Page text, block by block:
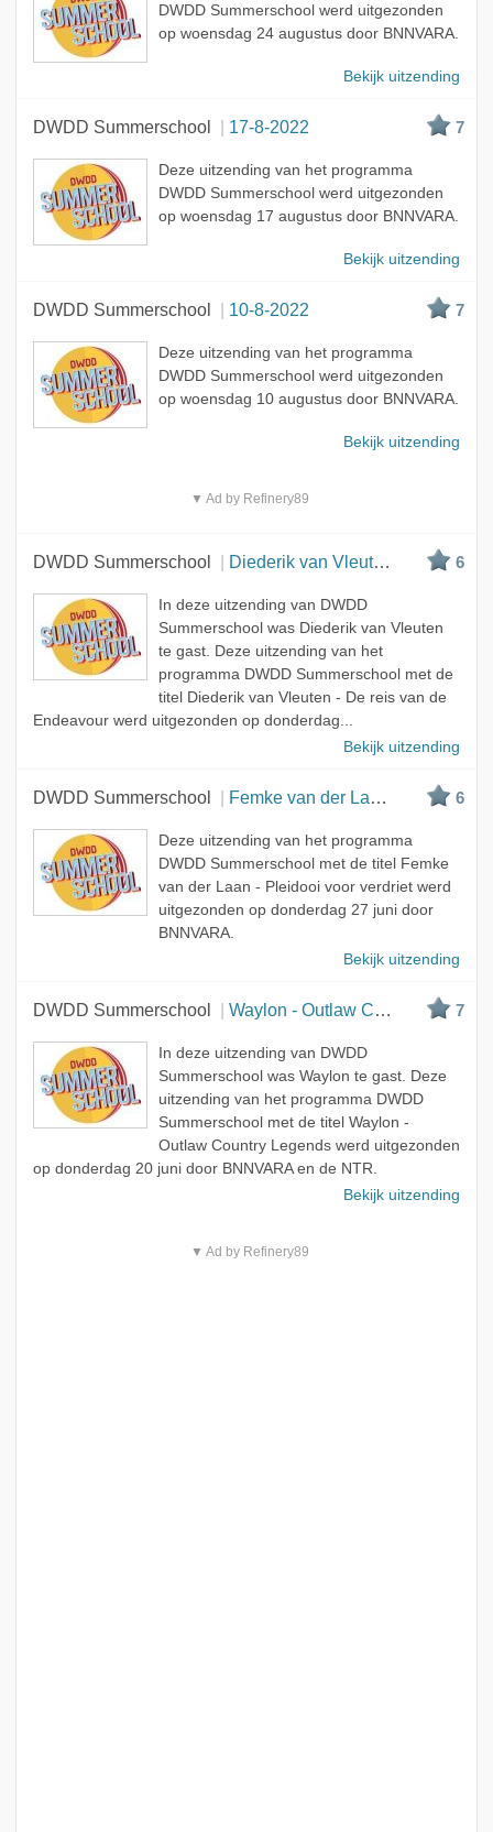
DWDD Summerschool werd uitgezonden
op woensdag 24 augustus door BNNVARA.
Bekijk uitzending
DWDD Summerschool 17-8-2022 7
Deze uitzending van het programma
DWDD Summerschool werd uitgezonden
op woensdag 17 augustus door BNNVARA.
Bekijk uitzending
DWDD Summerschool 10-8-2022 7
Deze uitzending van het programma
DWDD Summerschool werd uitgezonden
op woensdag 10 augustus door BNNVARA.
Bekijk uitzending
▼ Ad by Refinery89
DWDD Summerschool Diederik van Vleuten - De reis van de Endeavour 6
In deze uitzending van DWDD
Summerschool was Diederik van Vleuten
te gast. Deze uitzending van het
programma DWDD Summerschool met de
titel Diederik van Vleuten - De reis van de
Endeavour werd uitgezonden op donderdag...
Bekijk uitzending
DWDD Summerschool Femke van der Laan - Pleidooi voor verdriet 6
Deze uitzending van het programma
DWDD Summerschool met de titel Femke
van der Laan - Pleidooi voor verdriet werd
uitgezonden op donderdag 27 juni door
BNNVARA.
Bekijk uitzending
DWDD Summerschool Waylon - Outlaw Country Legends 7
In deze uitzending van DWDD
Summerschool was Waylon te gast. Deze
uitzending van het programma DWDD
Summerschool met de titel Waylon -
Outlaw Country Legends werd uitgezonden
op donderdag 20 juni door BNNVARA en de NTR.
Bekijk uitzending
▼ Ad by Refinery89